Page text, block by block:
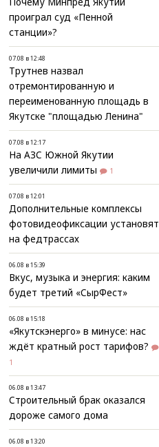
проиграл суд «Пенной
станции»?
07.08 в 12:48
Трутнев назвал
отремонтированную и
переименованную площадь в
Якутске "площадью Ленина"
07.08 в 12:17
На АЗС Южной Якутии
увеличили лимиты
1
07.08 в 12:01
Дополнительные комплексы
фотовидеофиксации установят
на федтрассах
06.08 в 15:39
Вкус, музыка и энергия: каким
будет третий «СырФест»
06.08 в 15:18
«Якутскэнерго» в минусе: нас
ждёт кратный рост тарифов?
1
06.08 в 13:47
Строительный брак оказался
дороже самого дома
06.08 в 13:20